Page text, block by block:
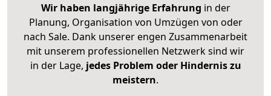
Wir haben langjährige Erfahrung in der
Planung, Organisation von Umzügen von oder
nach Sale. Dank unserer engen Zusammenarbeit
mit unserem professionellen Netzwerk sind wir
in der Lage, jedes Problem oder Hindernis zu
meistern.